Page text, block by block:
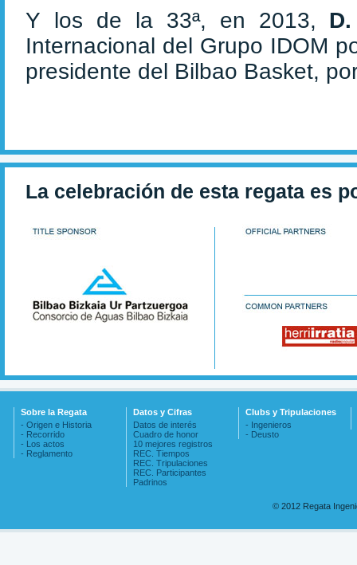
Y los de la 33ª, en 2013,
Internacional del Grupo IDOM
presidente del Bilbao Basket,
La celebración de esta regata es
Sobre la Regata
- Origen e Historia
- Recorrido
- Los actos
- Reglamento
Datos y Cifras
Datos de interés
Cuadro de honor
10 mejores registros
REC. Tiempos
REC. Tripulaciones
REC. Participantes
Padrinos
Clubs y Tripulaciones
- Ingenieros
- Deusto
© 2012 Regata